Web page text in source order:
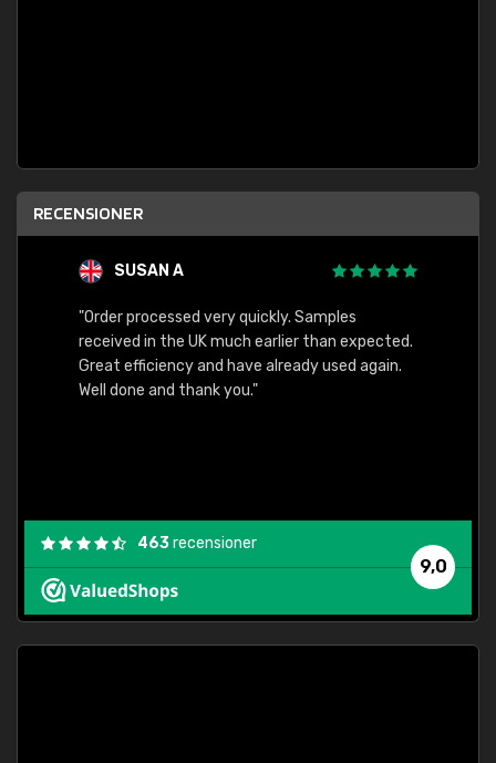
RECENSIONER
SUSAN A
"Order processed very quickly. Samples
received in the UK much earlier than expected.
Great efficiency and have already used again.
Well done and thank you."
9,0
463recensioner